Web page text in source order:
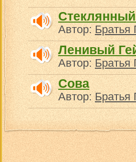
Автор:Братья
Ленивый
Автор:Братья
Сова
Автор:Братья